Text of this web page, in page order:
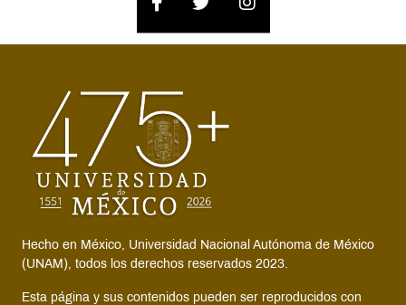
Hecho en México, Universidad Nacional Autónoma de México
(UNAM), todos los derechos reservados 2023.
Esta página y sus contenidos pueden ser reproducidos con